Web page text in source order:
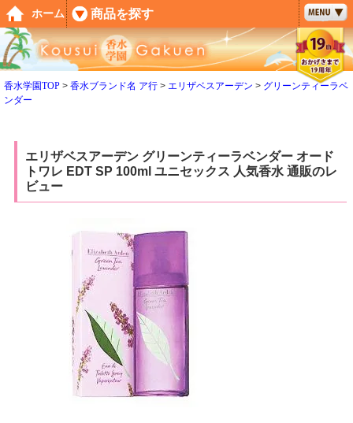
香水学園TOP 香水ブランド名 ア行 エリザベスアーデン
グリーンティーラベ
ンダー
エリザベスアーデン グリーンティーラベンダー オード
トワレ EDT SP 100ml ユニセックス 人気香水 通販のレ
ビュー
ペー
ジト
ップ
へ
ホーム 商品を探す